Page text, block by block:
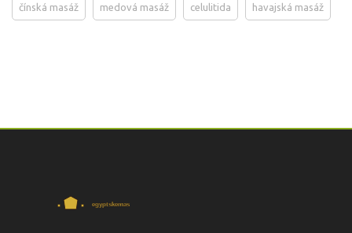
čínská masáž medová masáž celulitida havajská masáž